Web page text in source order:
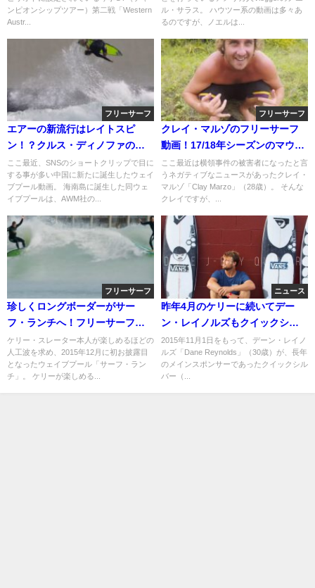
ンピオンシップツアー）第二戦「Western
Austr...
ル・サラス。 ハウツー系の動画は多々あ
るのですが、ノエルは...
フリーサーフ
エアーの新流行はレイトスピ
ン！？クルス・ディノファの中
国ウェイブプール動画
ここ最近、SNSのショートクリップで目に
する事が多い中国に新たに誕生したウェイ
ブプール動画。 海南島に誕生した同ウェ
イブプールは、AWM社の...
フリーサーフ
クレイ・マルゾのフリーサーフ
動画！17/18年シーズンのマウイ
島（ハワイ）
ここ最近は横領事件の被害者になったと言
うネガティブなニュースがあったクレイ・
マルゾ「Clay Marzo」（28歳）。 そんな
クレイですが、...
フリーサーフ
珍しくロングボーダーがサー
フ・ランチへ！フリーサーフィ
ン動画
ケリー・スレーター本人が楽しめるほどの
人工波を求め、2015年12月に初お披露目
となったウェイブプール「サーフ・ラン
チ」。 ケリーが楽しめる...
ニュース
昨年4月のケリーに続いてデー
ン・レイノルズもクイックシル
バーとの契約解消
2015年11月1日をもって、デーン・レイノ
ルズ「Dane Reynolds」（30歳）が、長年
のメインスポンサーであったクイックシル
バー（...